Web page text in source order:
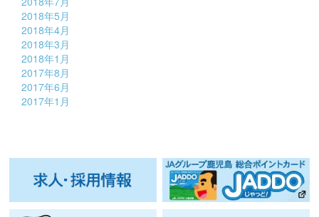
2018年5月
2018年4月
2018年3月
2018年1月
2017年8月
2017年6月
2017年1月